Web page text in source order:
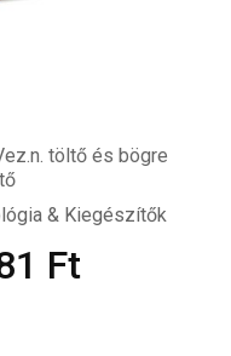
töltő és bögre
& Kiegészítők
Ft